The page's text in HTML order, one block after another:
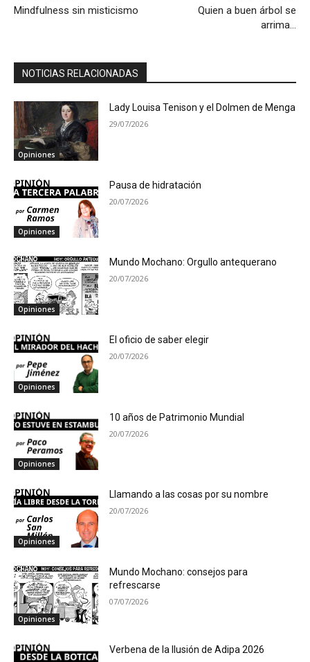
Mindfulness sin misticismo
Quien a buen árbol se
arrima…
NOTICIAS RELACIONADAS
Opiniones
Lady Louisa Tenison y el Dolmen de Menga
29/07/2026
Opiniones
Pausa de hidratación
20/07/2026
Opiniones
Mundo Mochano: Orgullo antequerano
20/07/2026
Opiniones
El oficio de saber elegir
20/07/2026
Opiniones
10 años de Patrimonio Mundial
20/07/2026
Opiniones
Llamando a las cosas por su nombre
20/07/2026
Opiniones
Mundo Mochano: consejos para
refrescarse
07/07/2026
Verbena de la Ilusión de Adipa 2026